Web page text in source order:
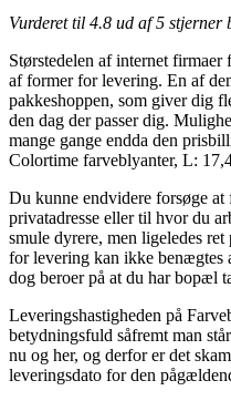
Vurderet til 4.8 ud af 5 stjerner
Størstedelen af internet
af former for levering. En af
pakkeshoppen, som giver dig
den dag der passer dig.
mange gange endda den
Colortime farveblyanter, L:
Du kunne endvidere forsøge
privatadresse eller til hvor du
smule dyrere, men ligeledes
for levering kan ikke benægtes
dog beroer på at du har bopæl
Leveringshastigheden på
betydningsfuld såfremt man
nu og her, og derfor er det
leveringsdato for den